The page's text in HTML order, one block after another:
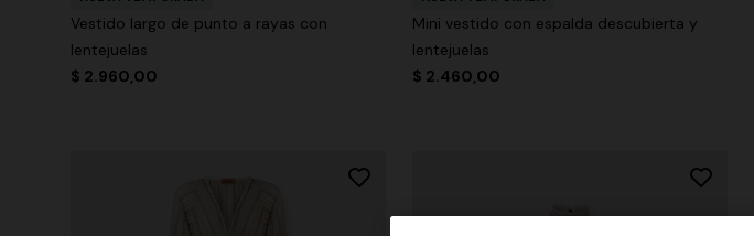
Vestido largo de punto a rayas con
lentejuelas
$ 2.960,00
Mini vestido con espalda descubierta y
lentejuelas
$ 2.460,00